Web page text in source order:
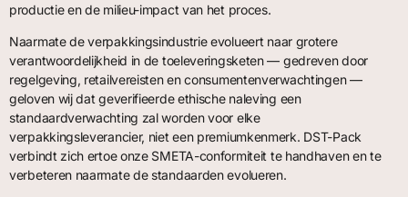
productie en de milieu-impact van het proces.
Naarmate de verpakkingsindustrie evolueert naar grotere
verantwoordelijkheid in de toeleveringsketen — gedreven door
regelgeving, retailvereisten en consumentenverwachtingen —
geloven wij dat geverifieerde ethische naleving een
standaardverwachting zal worden voor elke
verpakkingsleverancier, niet een premiumkenmerk. DST-Pack
verbindt zich ertoe onze SMETA-conformiteit te handhaven en te
verbeteren naarmate de standaarden evolueren.